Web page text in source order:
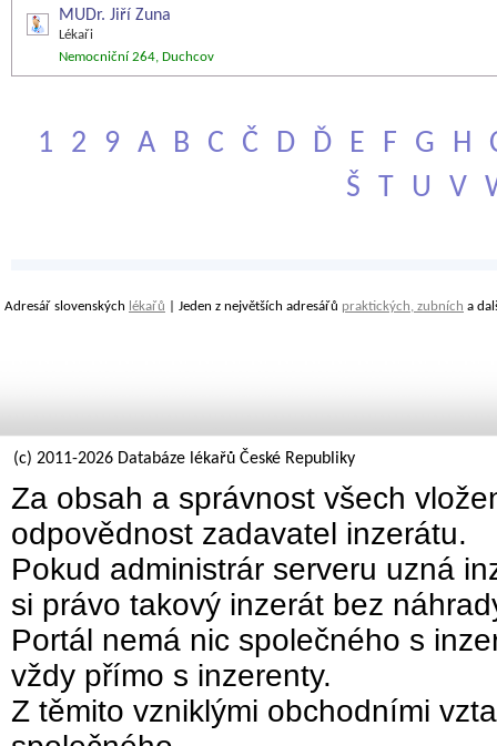
MUDr. Jiří Zuna
Lékaři
Nemocniční 264, Duchcov
1 2 9 A B C Č D Ď E F G H
Š
T U V
Adresář slovenských lékařů | Jeden z největších adresářů praktických, zubních a
(c) 2011-2026 Databáze lékařů České Republiky
Za obsah a správnost všech
odpovědnost zadavatel inzerátu.
Pokud administrár serveru uzná
si právo takový inzerát bez
Portál nemá nic společného s
vždy přímo s inzerenty.
Z těmito vzniklými obchodními